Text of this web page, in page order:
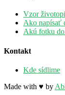
Vzor
Ako napísať
Akú fotku
Kontakt
Kde sídlime
Made with ♥ by